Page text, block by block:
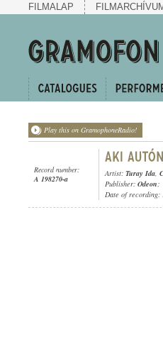
FILMALAP
Play this on GramophoneRadio!
Record number:
A 198270-a
Artist: Turay Ida,
Publisher: Odeon;
Date of recording: